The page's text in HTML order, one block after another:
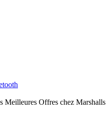
Meilleures Offres chez